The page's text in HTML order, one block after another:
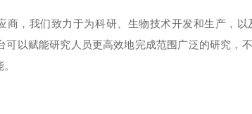
商，我们致力于为科研、生物技术开发和生产，
可以赋能研究人员更高效地完成范围广泛的研究，